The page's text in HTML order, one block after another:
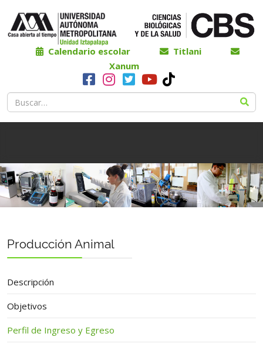
Calendario escolar
Titlani
Xanum
Producción Animal
Descripción
Objetivos
Perfil de Ingreso y Egreso